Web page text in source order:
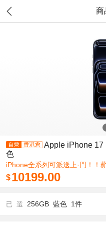
商
Apple iPhone 17
色
iPhone全系列可派送上·門！！
$10199.00
已 選 256GB 藍色 1件